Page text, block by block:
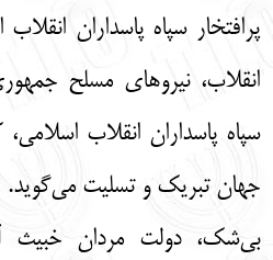
پرافتخار سپاه پاسداران
انقلاب، نیروهای مسلح
سپاه پاسداران انقلاب
جهان تبریک و تسلیت می‌‌گوید.
بی‌شک، دولت مردان خبیث